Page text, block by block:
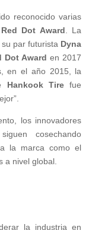
reconocido varias
Red Dot Award . La
par futurista Dyna
Dot Award en 2017
en el año 2015, la
Hankook Tirefue
los innovadores
cosechando
a la marca como el
a nivel global.
la industria en